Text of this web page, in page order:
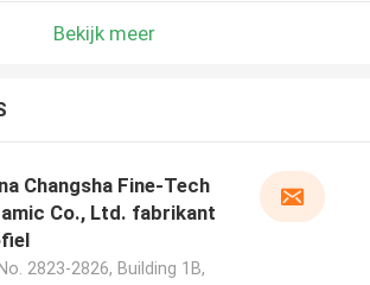
Bekijk meer
Changsha Fine-Tech
Co., Ltd. fabrikant
No. 2823-2826, Building 1B,